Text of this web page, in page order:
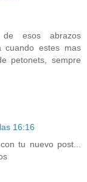
esos abrazos
cuando estes mas
petonets, sempre
16:16
tu nuevo post...